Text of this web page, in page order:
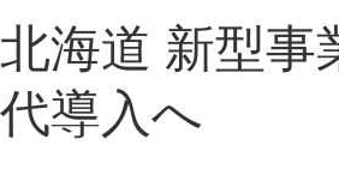
海道 新型
導入へ